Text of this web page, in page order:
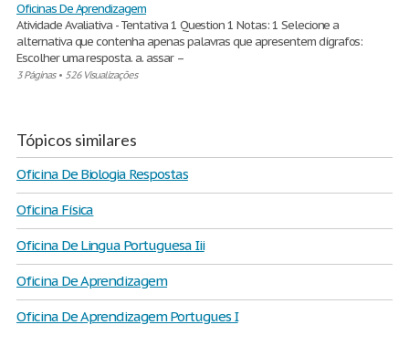
Oficinas De Aprendizagem
Atividade Avaliativa - Tentativa 1 Question 1 Notas: 1 Selecione a
alternativa que contenha apenas palavras que apresentem dígrafos:
Escolher uma resposta. a. assar –
3 Páginas• 526 Visualizações
Tópicos similares
Oficina De Biologia Respostas
Oficina Física
Oficina De Lingua Portuguesa Iii
Oficina De Aprendizagem
Oficina De Aprendizagem Portugues I